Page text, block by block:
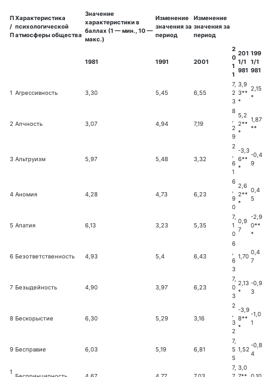
П
/
П
Характеристика
психологической
атмосферы общества
Значение
характеристики в
баллах (1 — мин., 10 —
макс.)
Изменение
значения за
период
Изменение
значения за
период
1981 1991 2001
2
0
1
1
201
1/1
981
199
1/1
981
1 Агрессивность 3,30 5,45 6,55
7,
2
3
3,9
3**
*
2,15
*
2 Алчность 3,07 4,94 7,19
8
2
9
5,2
2**
*
1,87
**
3 Альтруизм 5,97 5,48 3,32
2
6
1
-3,3
6**
*
-0,4
9
4 Аномия 4,28 4,73 6,23
6
9
0
2,6
2**
*
0,4
5
5 Апатия 6,13 3,23 5,35
7,
1
0
0,9
7
-2,9
0**
*
6 Безответственность 4,93 5,4 6,43
6
6
3
1,70
0,4
7
7 Безыдейность 4,90 3,97 6,23
7,
0
3
2,13
*
-0,9
3
8 Бескорыстие 6,30 5,29 3,16
2
3
2
-3,9
8**
*
-1,0
1
9 Бесправие 6,03 5,19 6,81
7,
5
5
1,52
-0,8
4
1
7, 3,0